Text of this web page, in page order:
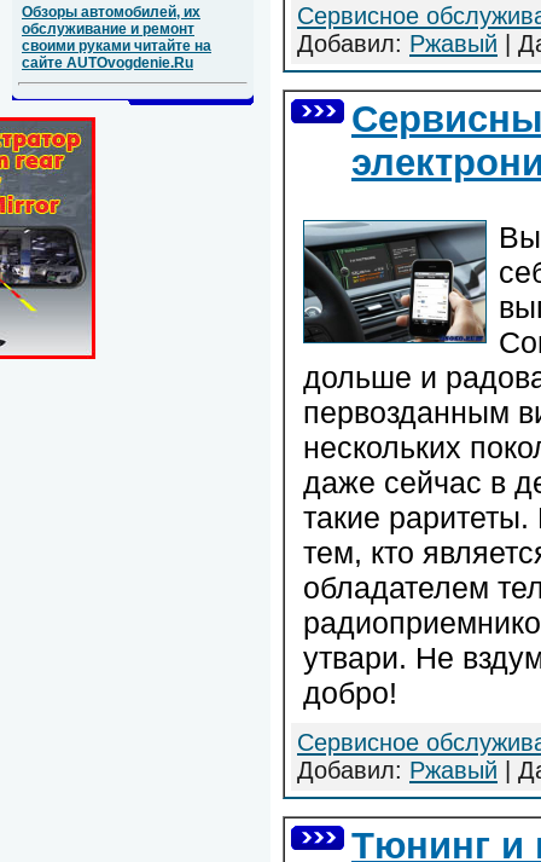
Обзоры автомобилей, их
обслуживание и ремонт
своими руками читайте на
сайте AUTOvogdenie.Ru
Сервисное
Добавил: Ржавый |
Вы
дольше и
первозданным
нескольких
даже сейчас в
такие раритеты.
тем, кто
обладателем
утвари. Не
добро!
Сервисное
Добавил: Ржавый |
Тюнинг и